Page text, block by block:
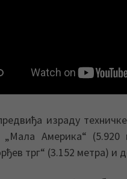
израду
„Мала Америка“
трг“ (3.152 метра) и